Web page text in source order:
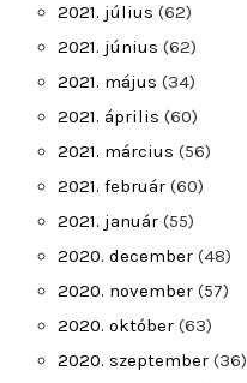
2021. július (62)
2021. június (62)
2021. május (34)
2021. április (60)
2021. március (56)
2021. február (60)
2021. január (55)
2020. december (48)
2020. november (57)
2020. október (63)
2020. szeptember (36)